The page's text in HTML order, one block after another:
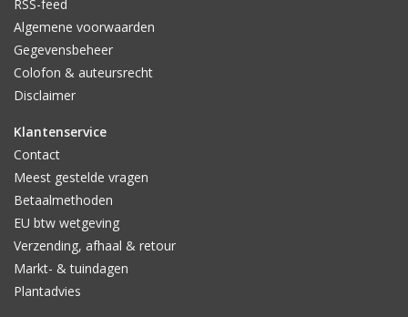
RSS-feed
Algemene voorwaarden
Gegevensbeheer
Colofon & auteursrecht
Disclaimer
Klantenservice
Contact
Meest gestelde vragen
Betaalmethoden
EU btw wetgeving
Verzending, afhaal & retour
Markt- & tuindagen
Plantadvies